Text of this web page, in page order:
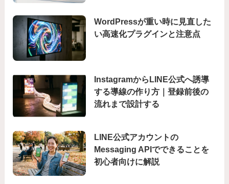
WordPressが重い時に見直した
い高速化プラグインと注意点
InstagramからLINE公式へ誘導
する導線の作り方｜登録前後の
流れまで設計する
LINE公式アカウントの
Messaging APIでできることを
初心者向けに解説